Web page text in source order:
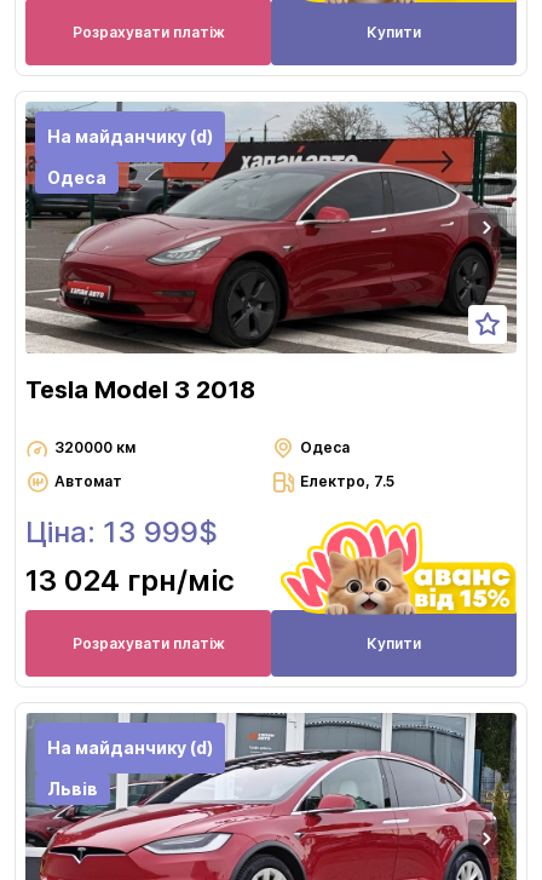
Розрахувати платіж Купити
На майданчику (d)
Одеса
Tesla Model 3 2018
320000 км
Одеса
Автомат
Електро, 7.5
Ціна: 13 999$
13 024 грн/міс
Розрахувати платіж Купити
На майданчику (d)
Львів